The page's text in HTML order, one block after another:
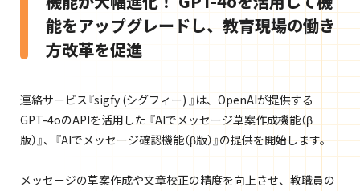
能をアップグレードし、教育現場の働き
方改革を促進
連絡サービス『sigfy (シグフィー) 』は、OpenAIが提供する
GPT-4oのAPIを活用した 『AIでメッセージ草案作成機能（β
版）』、『AIでメッセージ確認機能（β版）』の提供を開始します。
メッセージの草案作成や文章校正の精度を向上させ、教職員の